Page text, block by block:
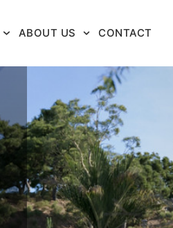
ABOUT US CONTACT